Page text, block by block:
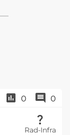
0 0
Rad-Infra